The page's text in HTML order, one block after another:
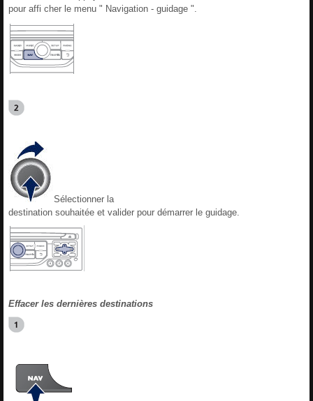
pour affi cher le menu " Navigation - guidage ".
Sélectionner la
destination souhaitée et valider pour démarrer le guidage.
Effacer les dernières destinations